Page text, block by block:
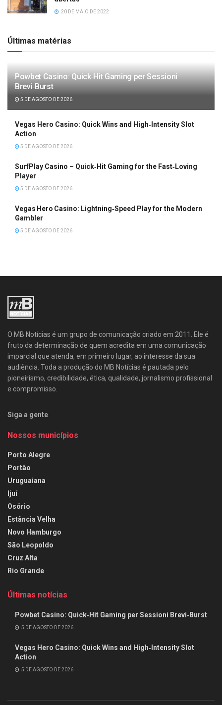
20 DE MAIO DE 2022
Últimas matérias
Powbet Casino: Quick‑Hit Gaming per Sessioni
Brevi‑Burst
5 DE AGOSTO DE 2026
Vegas Hero Casino: Quick Wins and High‑Intensity Slot
Action
5 DE AGOSTO DE 2026
SurfPlay Casino – Quick‑Hit Gaming for the Fast‑Loving
Player
5 DE AGOSTO DE 2026
Vegas Hero Casino: Lightning‑Speed Play for the Modern
Gambler
5 DE AGOSTO DE 2026
O MB Notícias é um grupo de comunicação criado em 2011. Ele é
fruto da determinação de quem acredita em uma comunicação
imparcial que atenda, em primeiro lugar, ao interesse da sua
audiência. Toda a produção do MB Notícias é pautada pelo
pioneirismo, credibilidade, ética, qualidade, jornalismo profissional
e compromisso.
Siga a gente
Nossos municípios
Porto Alegre
Portão
Uruguaiana
Ijuí
Osório
Estância Velha
Novo Hamburgo
São Leopoldo
Cruz Alta
Rio Grande
Últimas notícias
Powbet Casino: Quick‑Hit Gaming per Sessioni Brevi‑Burst
5 DE AGOSTO DE 2026
Vegas Hero Casino: Quick Wins and High‑Intensity Slot
Action
5 DE AGOSTO DE 2026